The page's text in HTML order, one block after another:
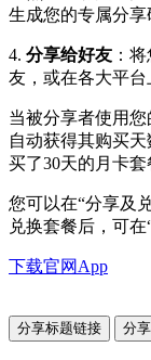
生成您的专属分
4. 分享给好友 ：
友，或在各大平台
当被分享者使用
自动获得其购买
买了30天的月卡
您可以在“分享及
兑换套餐后，可
下载官网App
分享标题链接 分